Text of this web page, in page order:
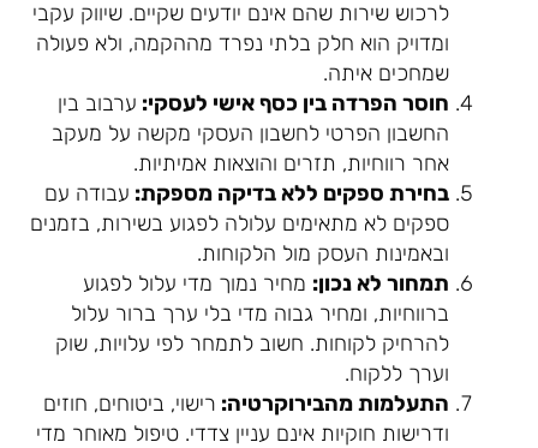
לרכוש שירות שהם אינם יודעים שקיים. שיווק עקבי
ומדויק הוא חלק בלתי נפרד מההקמה, ולא פעולה
שמחכים איתה.
חוסר הפרדה בין כסף אישי לעסקי: ערבוב בין
החשבון הפרטי לחשבון העסקי מקשה על מעקב
אחר רווחיות, תזרים והוצאות אמיתיות.
בחירת ספקים ללא בדיקה מספקת: עבודה עם
ספקים לא מתאימים עלולה לפגוע בשירות, בזמנים
ובאמינות העסק מול הלקוחות.
תמחור לא נכון: מחיר נמוך מדי עלול לפגוע
ברווחיות, ומחיר גבוה מדי בלי ערך ברור עלול
להרחיק לקוחות. חשוב לתמחר לפי עלויות, שוק
וערך ללקוח.
התעלמות מהבירוקרטיה: רישוי, ביטוחים, חוזים
ודרישות חוקיות אינם עניין צדדי. טיפול מאוחר מדי